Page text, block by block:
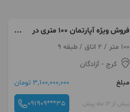
فروش ویژه آپارتمان 100 متری در
چیتگر واحد لوکس خوش نقشه100 متر / 2 اتاق / طبقه 9
کرج - آزادگان
مبلغ
3,100,000,000 تومان
بیش از 12 ماه پیش 091909***35